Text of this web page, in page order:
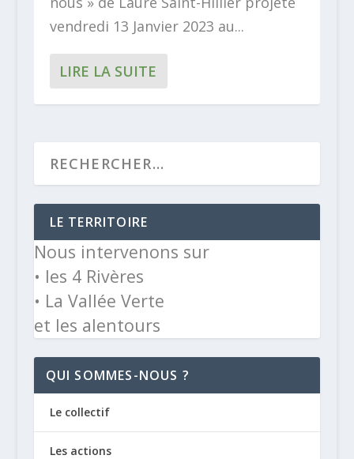
vendredi 13 Janvier 2023 au...
LIRE LA SUITE
LE TERRITOIRE
Nous intervenons sur
• les 4 Rivères
• La Vallée Verte
et les alentours
QUI SOMMES-NOUS ?
Le collectif
Les actions